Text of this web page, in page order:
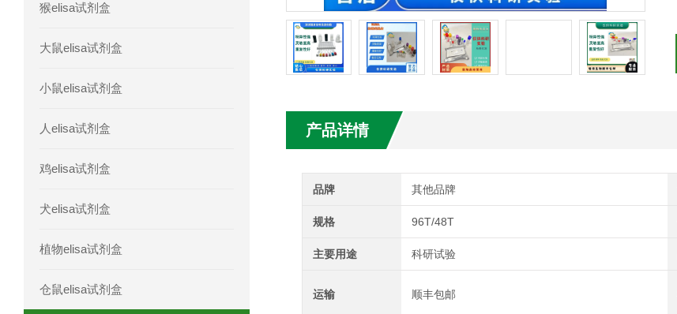
猴elisa试剂盒
大鼠elisa试剂盒
小鼠elisa试剂盒
人elisa试剂盒
鸡elisa试剂盒
犬elisa试剂盒
植物elisa试剂盒
仓鼠elisa试剂盒
产品详情
品牌 其他品牌
规格 96T/48T
主要用途 科研试验
运输 顺丰包邮